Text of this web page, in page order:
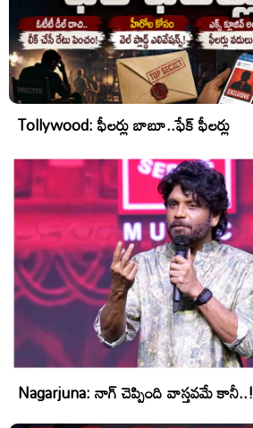
Tollywood: ఫీలర్లు బాబూ..ఫేక్ ఫీలర్లు
Nagarjuna: నాగ్ చెప్పింది వాస్తవమే కానీ..!